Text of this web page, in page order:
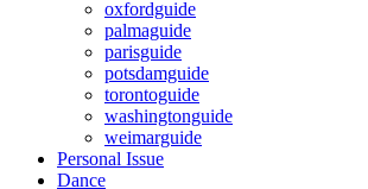
oxfordguide
palmaguide
parisguide
potsdamguide
torontoguide
washingtonguide
weimarguide
Personal Issue
Dance